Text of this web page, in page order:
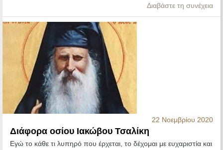
Διαβάστε τη συνέχεια
22 Νοεμβρίου 2020
Διάφορα οσίου Ιακώβου Τσαλίκη
Εγώ το κάθε τι λυπηρό που έρχεται, το δέχομαι με ευχαριστία και